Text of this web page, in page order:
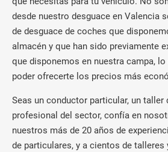
desde nuestro desguace en Valencia
de desguace de coches que
almacén y que han sido previamente
que disponemos en nuestra campa,
poder ofrecerte los precios más
Seas un conductor particular, un taller
profesional del sector, confía en
nuestros más de 20 años de
de particulares, y a cientos de talleres